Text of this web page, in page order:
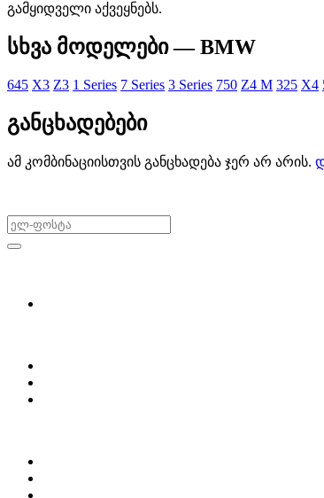
გამყიდველი აქვეყნებს.
სხვა მოდელები — BMW
645 X3 Z3 1 Series 7 Series 3 Series 750 Z4 M 325 X4
განცხადებები
ამ კომბინაციისთვის განცხადება ჯერ არ არის.